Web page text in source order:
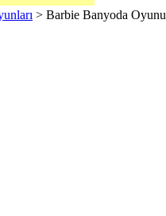
> Barbie Banyoda Oyunu